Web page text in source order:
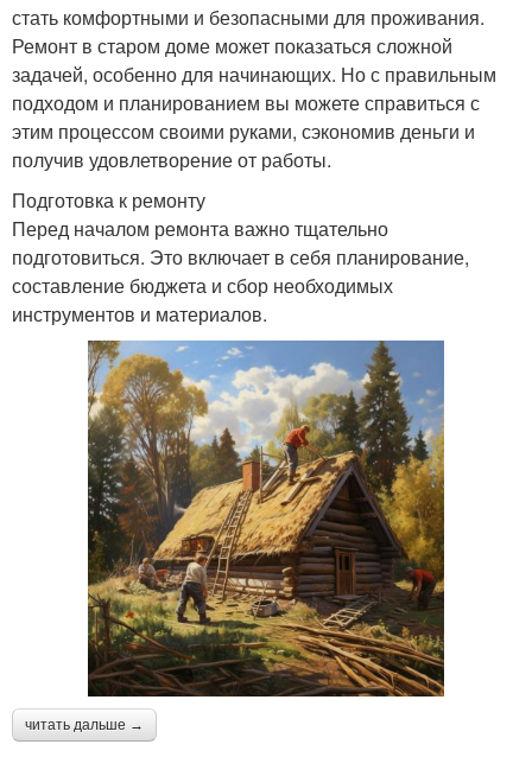
стать комфортными и безопасными для проживания.
Ремонт в старом доме может показаться сложной
задачей, особенно для начинающих. Но с правильным
подходом и планированием вы можете справиться с
этим процессом своими руками, сэкономив деньги и
получив удовлетворение от работы.
Подготовка к ремонту
Перед началом ремонта важно тщательно
подготовиться. Это включает в себя планирование,
составление бюджета и сбор необходимых
инструментов и материалов.
читать дальше →